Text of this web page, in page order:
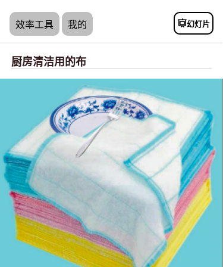
效率工具 我的 幻灯片
厨房清洁用的布